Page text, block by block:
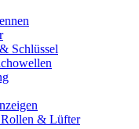
Schlüssel
Rollen & Lüfter